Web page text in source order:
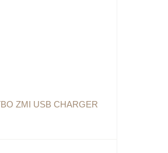
ZMI USB CHARGER